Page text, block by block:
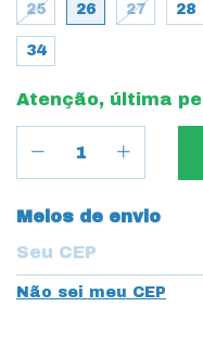
25 26 27 28
34
Atenção, última
Entregas para o CEP:
Meios de envio
Não sei meu CEP